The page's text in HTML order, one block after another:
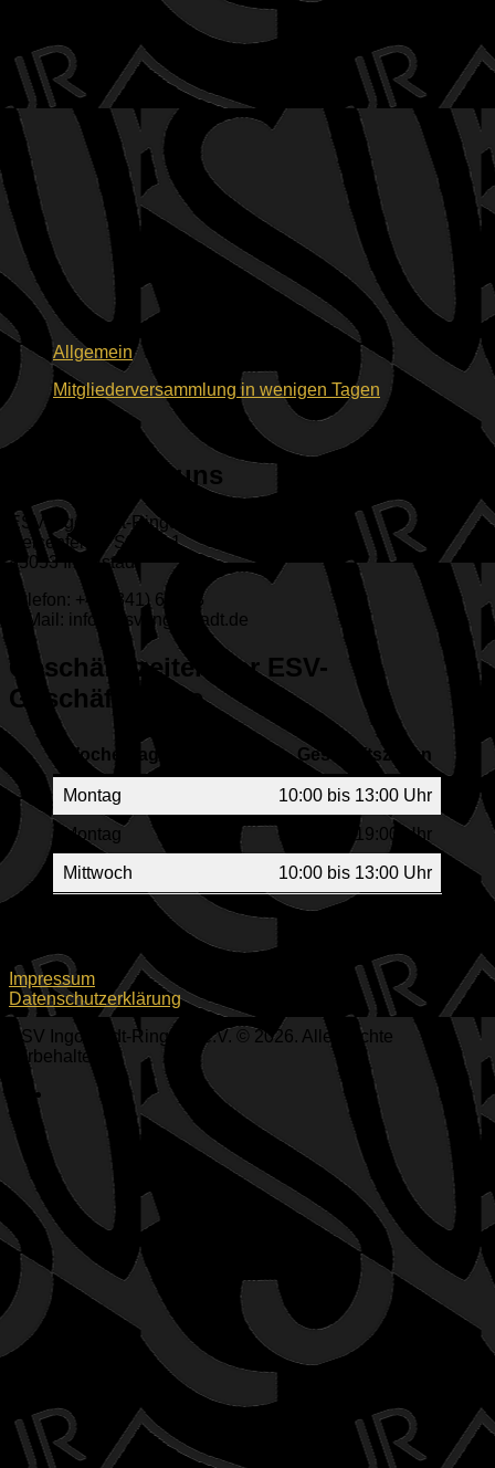
Allgemein
Mitgliederversammlung in wenigen Tagen
02.06.2026
Dein Weg zu uns
ESV Ingolstadt-Ringsee e.V.
Geisenfelder Straße 1
85053 Ingolstadt
Telefon: +49 (841) 65313
E-Mail: info@esv-ingolstadt.de
Geschäftszeiten der ESV-
Geschäftsstelle
Wochentag Geschäftszeiten
Montag 10:00 bis 13:00 Uhr
Montag 17:00 bis 19:00 Uhr
Mittwoch 10:00 bis 13:00 Uhr
Impressum
Datenschutzerklärung
ESV Ingolstadt-Ringsee e.V. © 2026. Alle Rechte
vorbehalten.